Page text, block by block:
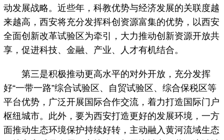
动发展战略。近些年，科教优势与经济发展的关联度越
来越高，西安将充分发挥科创资源富集的优势，以西安
全面创新改革试验区为牵引，大力推动创新资源开放共
享，促进科技、金融、产业、人才有机结合。
第三是积极推动更高水平的对外开放，充分发挥
好“一带一路”综合试验区、自贸试验区、综合保税区等
平台优势，广泛开展国际合作交流，着力打造国际门户
枢纽城市。此外，要为西安打造更好的发展环境，一方
面推动生态环境保护持续好转，主动融入黄河流域生态